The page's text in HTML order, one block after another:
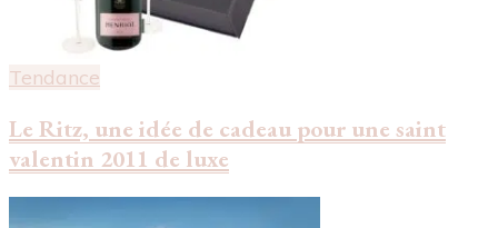
Tendance
Le Ritz, une idée de cadeau pour une saint
valentin 2011 de luxe